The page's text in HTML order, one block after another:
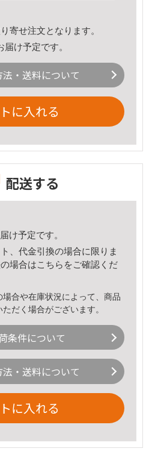
寄せ注文となります。
届け予定です。
・送料について
に入れる
配送する
け予定です。
、代金引換の場合に限りま
場合はこちら をご確認くだ
合や在庫状況によって、商品
だく場合がございます。
条件について
・送料について
に入れる